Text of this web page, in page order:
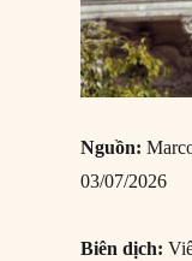
Nguồn:
03/07/2026
Biên dịch: